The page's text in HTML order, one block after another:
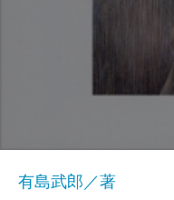
有島武郎／著